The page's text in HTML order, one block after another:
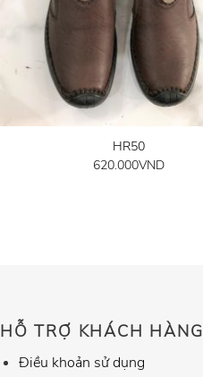
HR50
620.000VND
HỖ TRỢ KHÁCH HÀNG
Điều khoản sử dụng